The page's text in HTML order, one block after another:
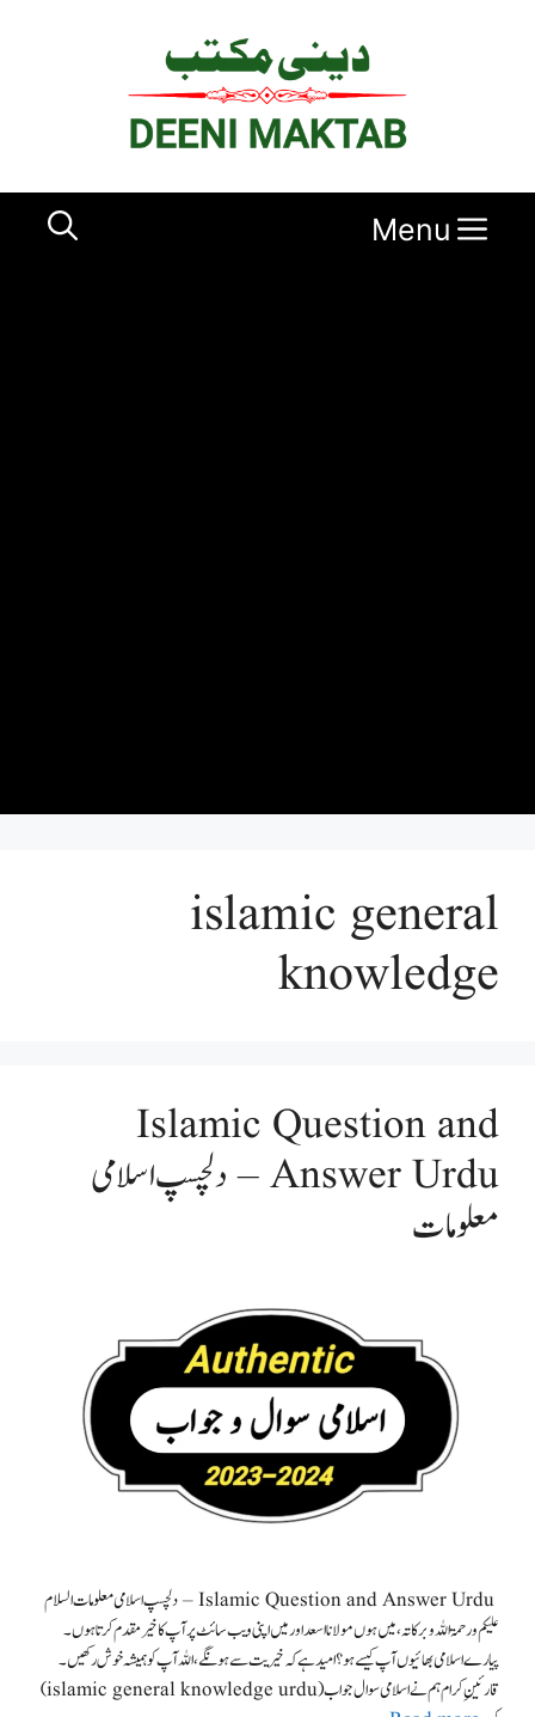
Menu
islamic general
knowledge
Islamic Question and
Answer Urdu – دلچسپ اسلامی
معلومات
Islamic Question and Answer Urdu – دلچسپ اسلامی معلومات السلام
علیکم ورحمۃ اللہ وبرکاتہ،میں ہوں مولانا اسعد اور میں اپنی ویب سائٹ پر آپ کا خیر مقدم کرتاہوں۔
پیارے اسلامی بھائیوں آپ کیسے ہو؟ امید ہے کہ خیریت سے ہونگے،اللہ آپ کو ہمیشہ خوش رکھیں۔
قارئینِ کرام ہم نے اسلامی سوال جواب (islamic general knowledge urdu)